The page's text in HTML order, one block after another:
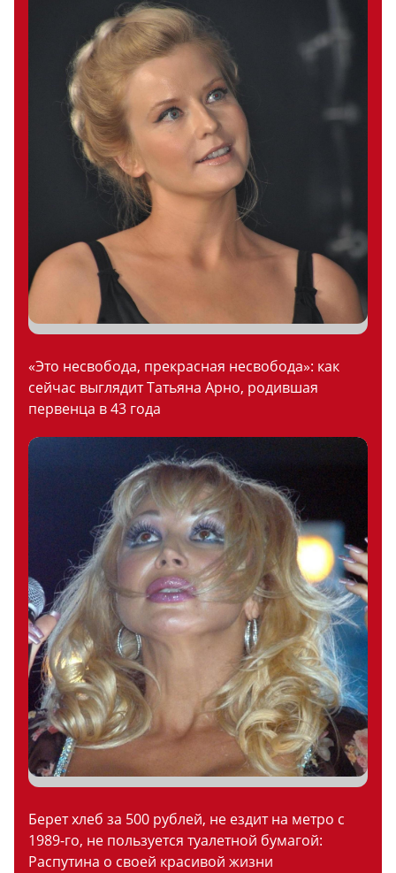
«Это несвобода, прекрасная несвобода»: как
сейчас выглядит Татьяна Арно, родившая
первенца в 43 года
Берет хлеб за 500 рублей, не ездит на метро с
1989-го, не пользуется туалетной бумагой:
Распутина о своей красивой жизни